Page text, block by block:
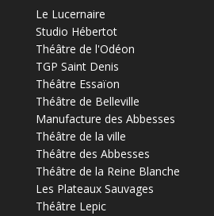
Le Lucernaire
Studio Hébertot
Théâtre de l'Odéon
TGP Saint Denis
Théâtre Essaïon
Théâtre de Belleville
Manufacture des Abbesses
Théâtre de la ville
Théâtre des Abbesses
Théâtre de la Reine Blanche
Les Plateaux Sauvages
Théâtre Lepic